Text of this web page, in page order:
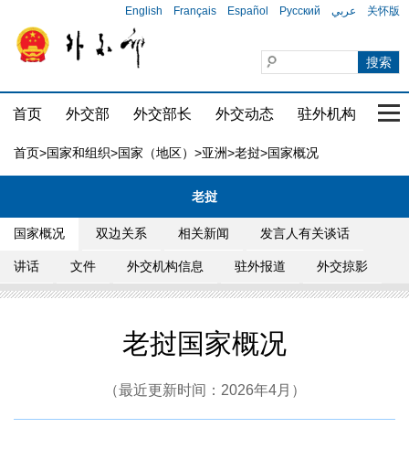
English Français Español Русский عربي 关怀版
首页 外交部 外交部长 外交动态 驻外机构 国
首页>国家和组织>国家（地区） >亚洲>老挝>国家概况
老挝
国家概况 双边关系 相关新闻 发言人有关谈话
讲话 文件 外交机构信息 驻外报道 外交掠影
老挝国家概况
（最近更新时间：2026年4月）